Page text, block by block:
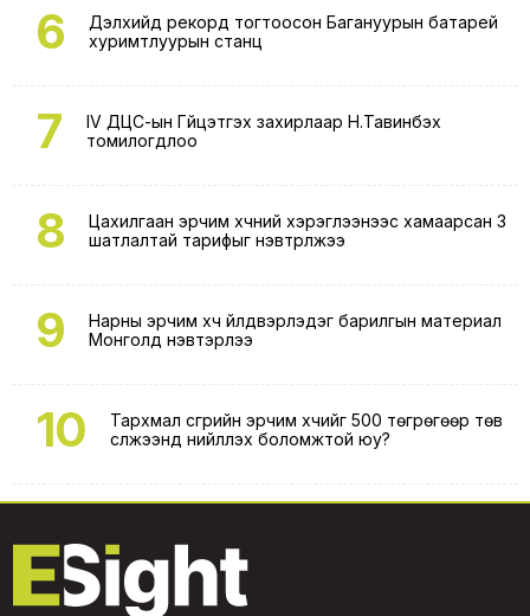
6
Дэлхийд рекорд тогтоосон Багануурын батарей
хуримтлуурын станц
7
IV ДЦС-ын Гүйцэтгэх захирлаар Н.Тавинбэх
томилогдлоо
8
Цахилгаан эрчим хүчний хэрэглээнээс хамаарсан 3
шатлалтай тарифыг нэвтрүүлжээ
9
Нарны эрчим хүч үйлдвэрлэдэг барилгын материал
Монголд нэвтэрлээ
10
Тархмал үүсгүүрийн эрчим хүчийг 500 төгрөгөөр төв
сүлжээнд нийлүүлэх боломжтой юу?